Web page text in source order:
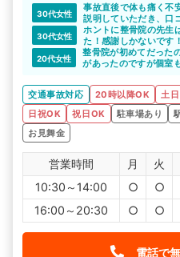
30代女性
事故直後で体も痛く不
説明していただき、口
と思い、お願いするこ
当初顔は腫れ上がり、
痛かったくらいでした
て丁寧な施術と骨盤矯
交通事故治療に対する
やり取りなど心身とも
交通事故にあったら絶
あるところにいった方
かったので、事故って
ませんでした。
また保険会社とのやり
た。
事故の場合怪我したと
り、後から痛みが出て
総合的に治療をしてく
そういった知識のある
30代女性
ホントに整骨院の先生
た！感謝しかないです
必ず、交通事故の対応
標榜上げてるだけでは
こういうサイトを使っ
20代女性
整骨院が初めてだった
があったのですが個室
メイクルームがあるの
交通事故対応 20時以降OK 土
日祝OK
祝日OK 駐車場あり
お見舞金
営業時間 月 火
10:30～14:00
○ ○
16:00～20:30
○ ○
電話で